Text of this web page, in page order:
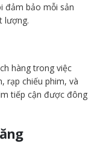
đảm bảo mỗi sản
lượng.
hàng trong việc
rạp chiếu phim, và
tiếp cận được đông